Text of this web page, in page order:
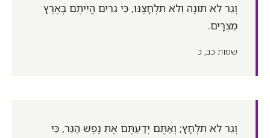
וְגֵר לֹא תוֹנֶה וְלֹא תִלְחָצֶנּוּ, כִּי גֵרִים הֱיִיתֶם בְּאֶרֶץ
מִצְרָיִם.
שמות כב, כ
וְגֵר לֹא תִלְחָץ; וְאַתֶּם יְדַעְתֶּם אֶת נֶפֶשׁ הַגֵּר, כִּי